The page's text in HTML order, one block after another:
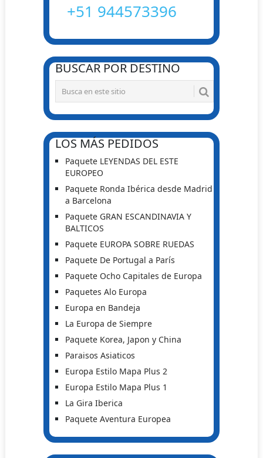
+51 944573396
BUSCAR POR DESTINO
LOS MÁS PEDIDOS
Paquete LEYENDAS DEL ESTE
EUROPEO
Paquete Ronda Ibérica desde Madrid
a Barcelona
Paquete GRAN ESCANDINAVIA Y
BALTICOS
Paquete EUROPA SOBRE RUEDAS
Paquete De Portugal a París
Paquete Ocho Capitales de Europa
Paquetes Alo Europa
Europa en Bandeja
La Europa de Siempre
Paquete Korea, Japon y China
Paraisos Asiaticos
Europa Estilo Mapa Plus 2
Europa Estilo Mapa Plus 1
La Gira Iberica
Paquete Aventura Europea